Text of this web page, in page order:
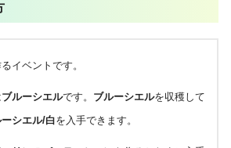
イベントです。
ブルーシエルです。 ブルーシエルを収穫して
シエル/白を入手できます。